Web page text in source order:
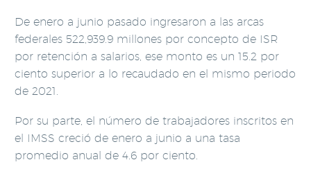
De enero a junio pasado ingresaron a las arcas
federales 522,939.9 millones por concepto de ISR
por retención a salarios, ese monto es un 15.2 por
ciento superior a lo recaudado en el mismo periodo
de 2021.
Por su parte, el número de trabajadores inscritos en
el IMSS creció de enero a junio a una tasa
promedio anual de 4.6 por ciento.